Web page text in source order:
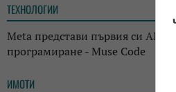
ТЕХНОЛОГИИ
Meta представи първия си AI
програмиране - Muse Code
ИМОТИ